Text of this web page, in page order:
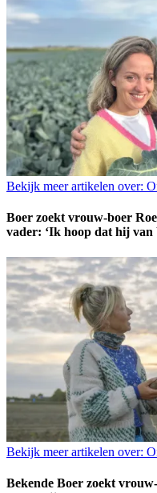
Bekijk meer artikelen over:
Boer zoekt vrouw-boer
vader: ‘Ik hoop dat hij van
Bekijk meer artikelen over:
Bekende Boer zoekt